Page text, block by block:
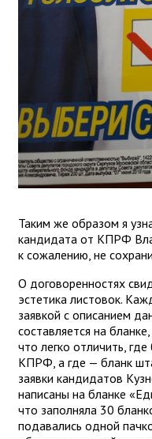
Таким же образом я
кандидата от КПРФ
к сожалению, не
О договоренностях
эстетика листовок.
заявкой с описанием
составляется на
что легко отличить,
КПРФ, а где — бланк
заявки кандидатов
написаны на бланке
что заполняла 30
подавались одной